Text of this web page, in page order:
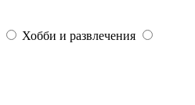
Хобби и развлечения